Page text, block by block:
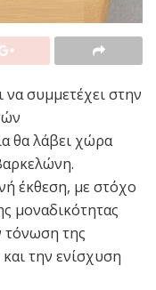
να συμμετέχει στην
θα λάβει χώρα
έκθεση, με στόχο
μοναδικότητας
τόνωση της
την ενίσχυση